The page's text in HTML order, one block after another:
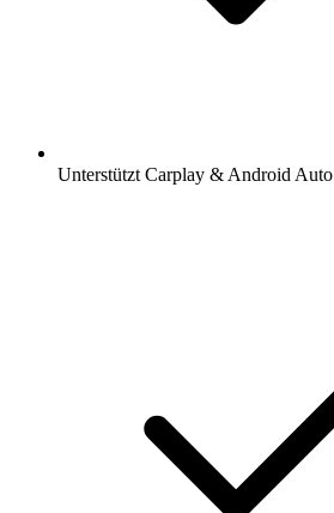
Unterstützt Carplay & Android Auto